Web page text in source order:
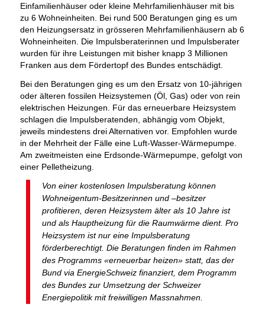
Einfamilienhäuser oder kleine Mehrfamilienhäuser mit bis
zu 6 Wohneinheiten. Bei rund 500 Beratungen ging es um
den Heizungsersatz in grösseren Mehrfamilienhäusern ab 6
Wohneinheiten. Die Impulsberaterinnen und Impulsberater
wurden für ihre Leistungen mit bisher knapp 3 Millionen
Franken aus dem Fördertopf des Bundes entschädigt.
Bei den Beratungen ging es um den Ersatz von 10-jährigen
oder älteren fossilen Heizsystemen (Öl, Gas) oder von rein
elektrischen Heizungen. Für das erneuerbare Heizsystem
schlagen die Impulsberatenden, abhängig vom Objekt,
jeweils mindestens drei Alternativen vor. Empfohlen wurde
in der Mehrheit der Fälle eine Luft-Wasser-Wärmepumpe.
Am zweitmeisten eine Erdsonde-Wärmepumpe, gefolgt von
einer Pelletheizung.
Von einer kostenlosen Impulsberatung können
Wohneigentum-Besitzerinnen und –besitzer
profitieren, deren Heizsystem älter als 10 Jahre ist
und als Hauptheizung für die Raumwärme dient. Pro
Heizsystem ist nur eine Impulsberatung
förderberechtigt. Die Beratungen finden im Rahmen
des Programms «erneuerbar heizen» statt, das der
Bund via EnergieSchweiz finanziert, dem Programm
des Bundes zur Umsetzung der Schweizer
Energiepolitik mit freiwilligen Massnahmen.